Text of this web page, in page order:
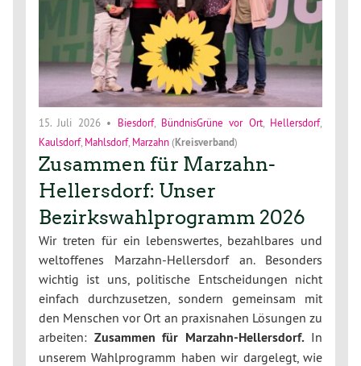
15. Juli 2026• Biesdorf, BündnisGrüne vor Ort, Hellersdorf,
Kaulsdorf, Mahlsdorf, Marzahn (Kreisverband)
Zusammen für Marzahn-
Hellersdorf: Unser
Bezirkswahlprogramm 2026
Wir treten für ein lebenswertes, bezahlbares und
weltoffenes Marzahn-Hellersdorf an. Besonders
wichtig ist uns, politische Entscheidungen nicht
einfach durchzusetzen, sondern gemeinsam mit
den Menschen vor Ort an praxisnahen Lösungen zu
arbeiten: Zusammen für Marzahn-Hellersdorf.In
unserem Wahlprogramm haben wir dargelegt, wie